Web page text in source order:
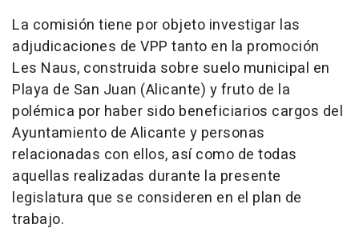
La comisión tiene por objeto investigar las
adjudicaciones de VPP tanto en la promoción
Les Naus, construida sobre suelo municipal en
Playa de San Juan (Alicante) y fruto de la
polémica por haber sido beneficiarios cargos del
Ayuntamiento de Alicante y personas
relacionadas con ellos, así como de todas
aquellas realizadas durante la presente
legislatura que se consideren en el plan de
trabajo.